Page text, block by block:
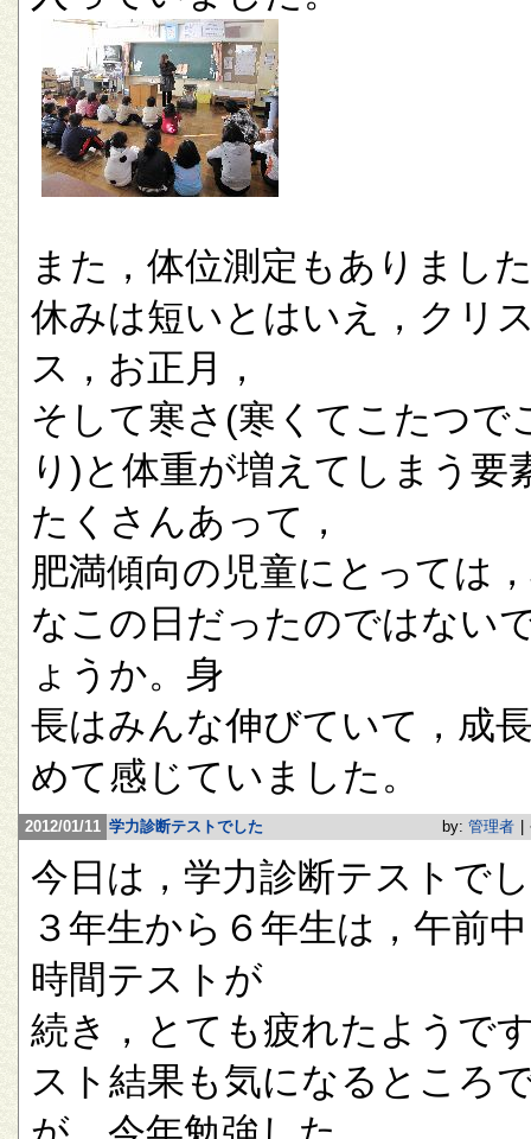
また，体位測定もありまし
休みは短いとはいえ，クリ
ス，お正月，
そして寒さ(寒くてこたつで
り)と体重が増えてしまう要
たくさんあって，
肥満傾向の児童にとっては
なこの日だったのではない
ょうか。身
長はみんな伸びていて，成
めて感じていました。
2012/01/11 学力診断テストでした by: 管理者
今日は，学力診断テストで
３年生から６年生は，午前
時間テストが
続き，とても疲れたようで
スト結果も気になるところ